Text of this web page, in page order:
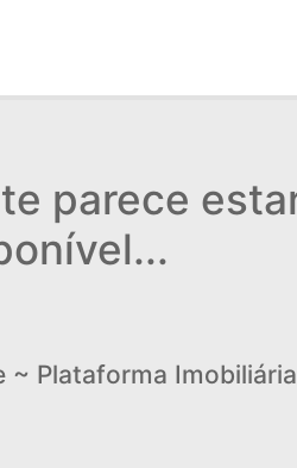
parece
~ Plataforma Imobiliária